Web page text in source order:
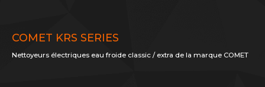
COMET KRS SERIES
Nettoyeurs électriques eau froide classic / extra de la marque COMET